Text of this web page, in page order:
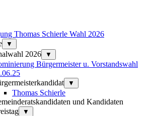
Thomas Schierle Wahl 2026
▼
2026 ▼
Bürgermeister u. Vorstandswahl
▼
Thomas Schierle
und Kandidaten
▼